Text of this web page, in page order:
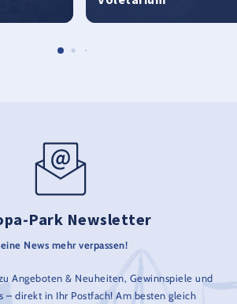
Park Newsletter
News mehr verpassen!
Angeboten & Neuheiten, Gewinnspiele und
– direkt in Ihr Postfach! Am besten gleich